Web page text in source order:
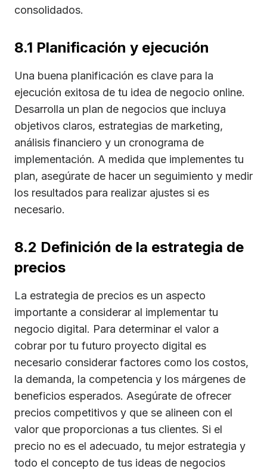
consolidados.
8.1 Planificación y ejecución
Una buena planificación es clave para la
ejecución exitosa de tu idea de negocio online.
Desarrolla un plan de negocios que incluya
objetivos claros, estrategias de marketing,
análisis financiero y un cronograma de
implementación. A medida que implementes tu
plan, asegúrate de hacer un seguimiento y medir
los resultados para realizar ajustes si es
necesario.
8.2 Definición de la estrategia de
precios
La estrategia de precios es un aspecto
importante a considerar al implementar tu
negocio digital. Para determinar el valor a
cobrar por tu futuro proyecto digital es
necesario considerar factores como los costos,
la demanda, la competencia y los márgenes de
beneficios esperados. Asegúrate de ofrecer
precios competitivos y que se alineen con el
valor que proporcionas a tus clientes. Si el
precio no es el adecuado, tu mejor estrategia y
todo el concepto de tus ideas de negocios